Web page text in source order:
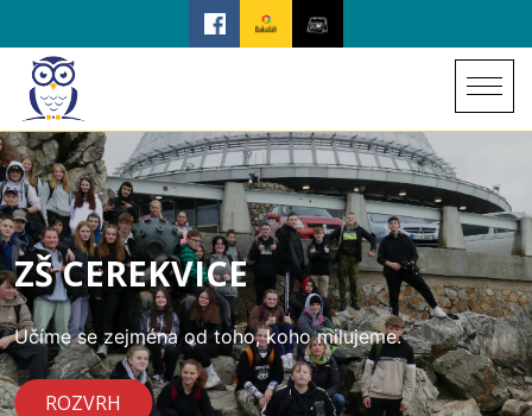
ZŠ CEREKVICE
Učíme se zejména od toho, koho milujeme.
ROZVRH